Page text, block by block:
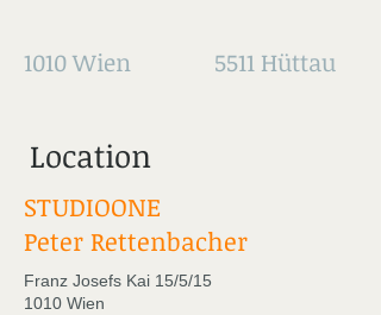
1010 Wien 5511 Hüttau
Location
STUDIOONE
Peter Rettenbacher
Franz Josefs Kai 15/5/15
1010 Wien